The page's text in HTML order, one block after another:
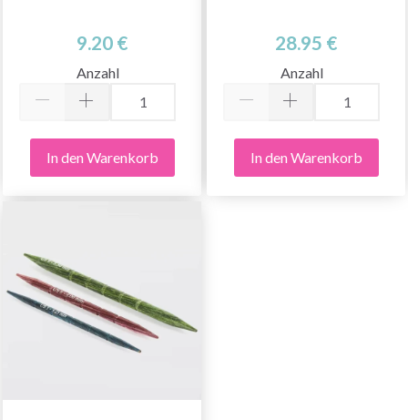
9.20 €
Anzahl
In den Warenkorb
28.95 €
Anzahl
In den Warenkorb